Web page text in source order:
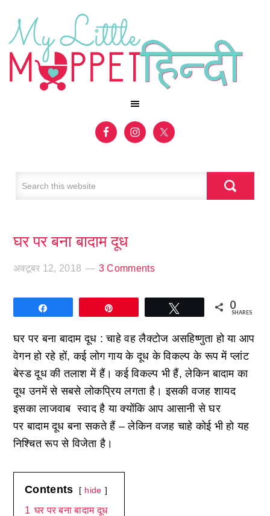
घर पर बना बादाम दूध
अक्टूबर 12, 2018 3 Comments
0
SHARES
घर पर बना बादाम दूध :चाहे वह लैक्टोज असहिष्णुता हो या आप
वेगन हो रहे हों, कई लोग गाय के दूध के विकल्प के रूप में प्लांट
बेस्ड दूध की तलाश में हैं। कई विकल्प भी हैं, लेकिन बादाम का
दूध उनमें से सबसे लोकप्रिय लगता है। इसकी वजह शायद
इसका लाजवाब स्वाद है या क्योंकि आप आसानी से घर
पर बादाम दूध बना सकते हैं – लेकिन वजह चाहे कोई भी हो यह
निश्चित रूप से विजेता है।
Contents hide
1 घर पर बना बादाम दूध